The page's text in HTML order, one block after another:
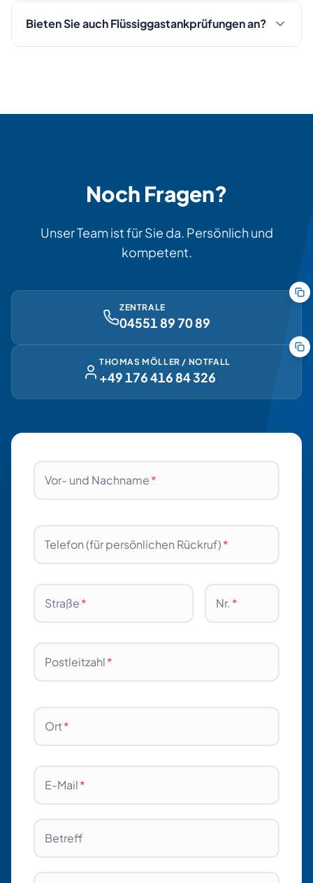
Bieten Sie auch Flüssiggastankprüfungen an?
Noch Fragen?
Unser Team ist für Sie da. Persönlich und
kompetent.
ZENTRALE
04551 89 70 89
THOMAS MÖLLER / NOTFALL
+49 176 416 84 326
Vor- und Nachname*
Telefon (für persönlichen Rückruf)*
Straße* Nr. *
Postleitzahl*
Ort*
E-Mail*
Betreff